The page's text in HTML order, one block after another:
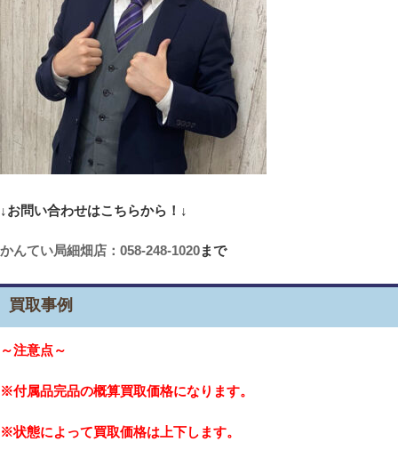
↓お問い合わせはこちらから！↓
かんてい局細畑店：058-248-1020まで
買取事例
～注意点～
※付属品完品の概算買取価格になります。
※状態によって買取価格は上下します。